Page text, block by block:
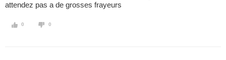
attendez pas a de grosses frayeurs
0 0